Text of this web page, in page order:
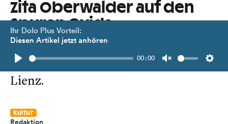
Ihr Dolo Plus Vorteil:
Diesen Artikel jetzt anhören
Play
00:00
Unmute
Zita Oberwalder auf den
Spuren Ovids
Vernissage am 18. Mai, 19.00 Uhr in
der Kunstwerkstatt der Lebenshilfe
Lienz.
Kultur
Redaktion